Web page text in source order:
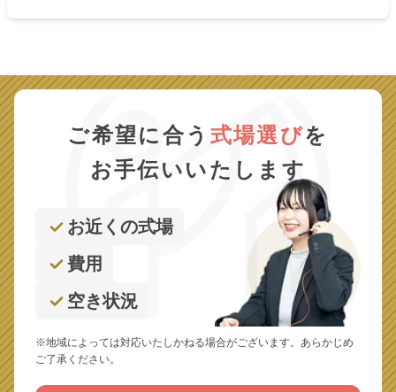
ご希望に合う 式場選びを
お手伝いいたします
お近くの式場
費用
空き状況
※地域によっては対応いたしかねる場合がございます。あらかじめ
ご了承ください。